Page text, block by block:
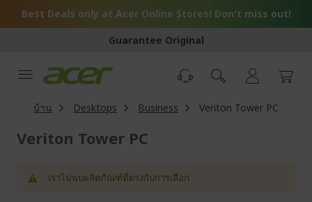
Best Deals only at Acer Online Stores! Don't miss out!
Guarantee Original
บ้าน Desktops Business Veriton Tower PC
Veriton Tower PC
เราไม่พบผลิตภัณฑ์ที่ตรงกับการเลือก